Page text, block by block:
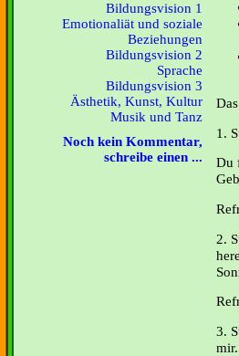
Bildungsvision 1
Emotionaliät und soziale
Beziehungen
Bildungsvision 2
Sprache
Bildungsvision 3
Ästhetik, Kunst, Kultur
Musik und Tanz
Noch kein Kommentar,
schreibe einen ...
1.
Du
2.
3.